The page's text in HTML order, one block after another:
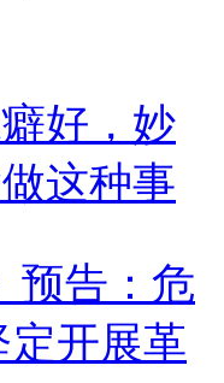
好，妙
这种事